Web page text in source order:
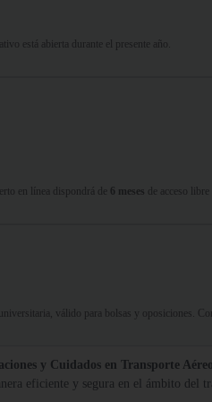
está abierta durante el presente año.
en línea dispondrá de
6 meses de acceso
válido para bolsas y oposiciones.
y Cuidados en Transporte
eficiente y segura en el ámbito